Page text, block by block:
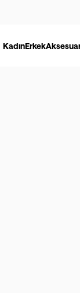
KadınErkek